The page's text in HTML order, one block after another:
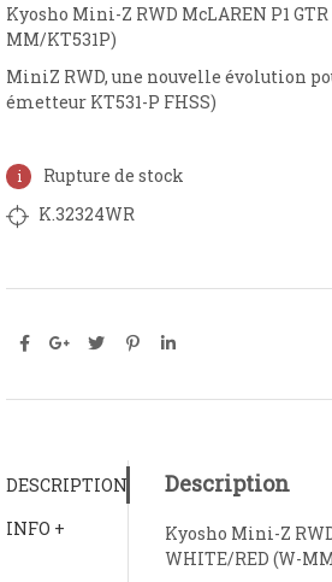
Kyosho Mini-Z RWD McLAREN P1
MM/KT531P)
MiniZ RWD, une nouvelle évolution
émetteur KT531-P FHSS)
Rupture de stock
K.32324WR
DESCRIPTION
INFO +
Description
Kyosho Mini-Z
WHITE/RED (W-